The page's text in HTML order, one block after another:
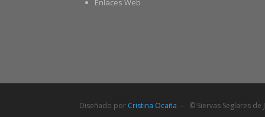
Enlaces Web
Diseñado por Cristina Ocaña – © Siervas Seglares de